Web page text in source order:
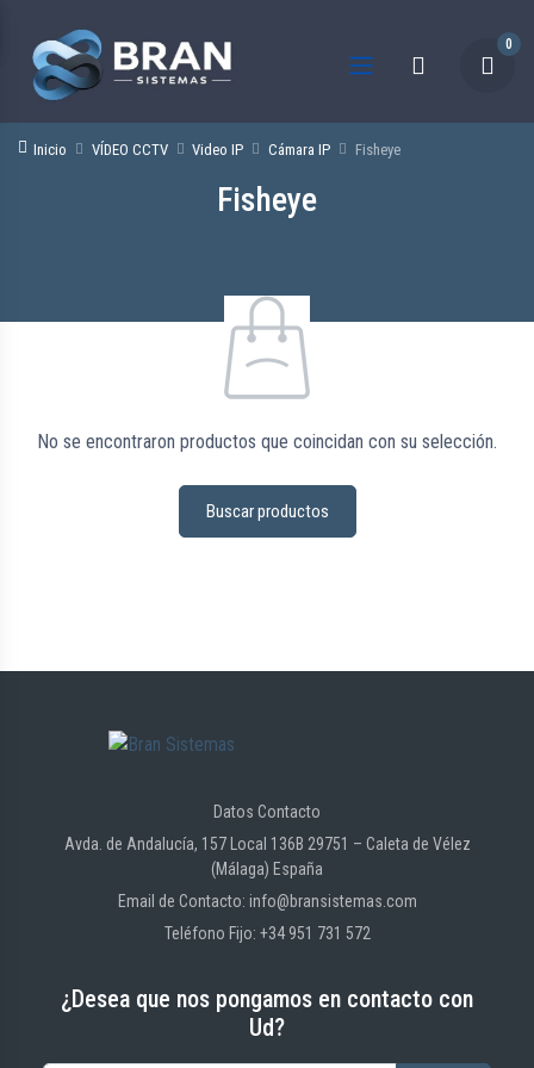
0
Inicio VÍDEO CCTV Video IP Cámara IP Fisheye
Fisheye
No se encontraron productos que coincidan con su selección.
Buscar productos
Datos Contacto
Avda. de Andalucía, 157 Local 136B 29751 – Caleta de Vélez
(Málaga) España
Email de Contacto: info@bransistemas.com
Teléfono Fijo: +34 951 731 572
¿Desea que nos pongamos en contacto con
Ud?